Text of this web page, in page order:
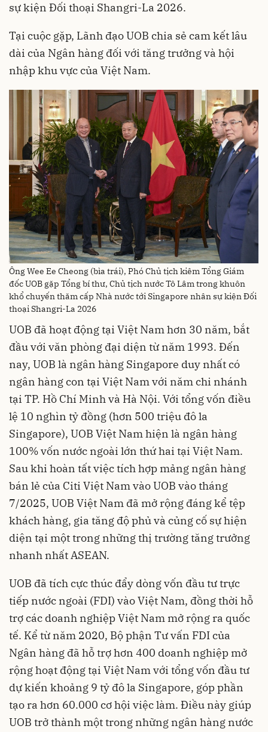
sự kiện Đối thoại Shangri-La 2026.
Tại cuộc gặp, Lãnh đạo UOB chia sẻ cam kết lâu
dài của Ngân hàng đối với tăng trưởng và hội
nhập khu vực của Việt Nam.
Ông Wee Ee Cheong (bìa trái), Phó Chủ tịch kiêm Tổng Giám
đốc UOB gặp Tổng bí thư, Chủ tịch nước Tô Lâm trong khuôn
khổ chuyến thăm cấp Nhà nước tới Singapore nhân sự kiện Đối
thoại Shangri-La 2026
UOB đã hoạt động tại Việt Nam hơn 30 năm, bắt
đầu với văn phòng đại diện từ năm 1993. Đến
nay, UOB là ngân hàng Singapore duy nhất có
ngân hàng con tại Việt Nam với năm chi nhánh
tại TP. Hồ Chí Minh và Hà Nội. Với tổng vốn điều
lệ 10 nghìn tỷ đồng (hơn 500 triệu đô la
Singapore), UOB Việt Nam hiện là ngân hàng
100% vốn nước ngoài lớn thứ hai tại Việt Nam.
Sau khi hoàn tất việc tích hợp mảng ngân hàng
bán lẻ của Citi Việt Nam vào UOB vào tháng
7/2025, UOB Việt Nam đã mở rộng đáng kể tệp
khách hàng, gia tăng độ phủ và củng cố sự hiện
diện tại một trong những thị trường tăng trưởng
nhanh nhất ASEAN.
UOB đã tích cực thúc đẩy dòng vốn đầu tư trực
tiếp nước ngoài (FDI) vào Việt Nam, đồng thời hỗ
trợ các doanh nghiệp Việt Nam mở rộng ra quốc
tế. Kể từ năm 2020, Bộ phận Tư vấn FDI của
Ngân hàng đã hỗ trợ hơn 400 doanh nghiệp mở
rộng hoạt động tại Việt Nam với tổng vốn đầu tư
dự kiến khoảng 9 tỷ đô la Singapore, góp phần
tạo ra hơn 60.000 cơ hội việc làm. Điều này giúp
UOB trở thành một trong những ngân hàng nước